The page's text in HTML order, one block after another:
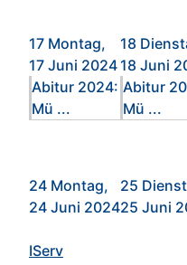
17 Montag,
17 Juni 2024
Abitur 2024:
Mü ...
18
18 Juni
Abitur
Mü ...
24 Montag,
24 Juni 2024
25
25 Juni
IServ